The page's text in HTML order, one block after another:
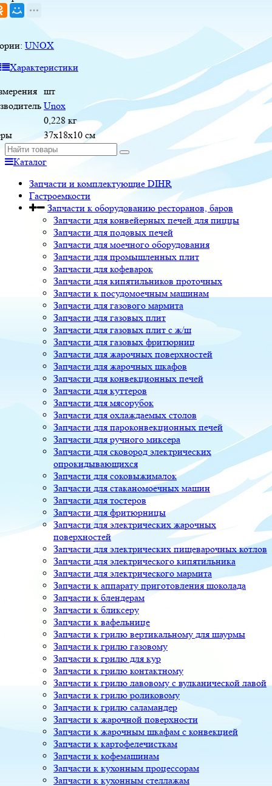
UNOX
Характеристики
шт
Unox
0,228 кг
37x18x10 см
Каталог
Запчасти и комплектующие DIHR
Гастроемкости
Запчасти к оборудованию ресторанов, баров
Запчасти для конвейерных печей для пиццы
Запчасти для подовых печей
Запчасти для моечного оборудования
Запчасти для промышленных плит
Запчасти для кофеварок
Запчасти для кипятильников проточных
Запчасти к посудомоечным машинам
Запчасти для газового мармита
Запчасти для газовых плит
Запчасти для газовых плит с ж/ш
Запчасти для газовых фритюрниц
Запчасти для жарочных поверхностей
Запчасти для жарочных шкафов
Запчасти для конвекционных печей
Запчасти для куттеров
Запчасти для мясорубок
Запчасти для охлаждаемых столов
Запчасти для пароконвекционных печей
Запчасти для ручного миксера
Запчасти для сковород электрических
опрокидывающихся
Запчасти для соковыжималок
Запчасти для стаканомоечных машин
Запчасти для тостеров
Запчасти для фритюрницы
Запчасти для электрических жарочных
поверхностей
Запчасти для электрических пищеварочных котлов
Запчасти для электрического кипятильника
Запчасти для электрического мармита
Запчасти к аппарату приготовления шоколада
Запчасти к блендерам
Запчасти к бликсеру
Запчасти к вафельнице
Запчасти к грилю вертикальному для шаурмы
Запчасти к грилю газовому
Запчасти к грилю для кур
Запчасти к грилю контактному
Запчасти к грилю лавовому с вулканической лавой
Запчасти к грилю роликовому
Запчасти к грилю саламандер
Запчасти к жарочной поверхности
Запчасти к жарочным шкафам с конвекцией
Запчасти к картофелечисткам
Запчасти к кофемашинам
Запчасти к кухонным процессорам
Запчасти к кухонным стеллажам